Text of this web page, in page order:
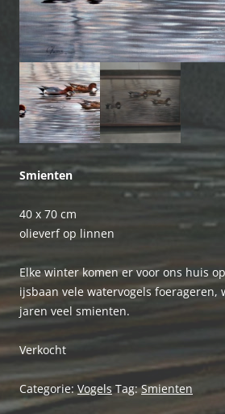
Smienten
40 x 70 cm
olieverf op linnen
Elke winter komen er voor ons huis
ijsbaan vele watervogels foerageren,
jaren veel smienten.
Verkocht
Categorie: Vogels Tag:Smienten